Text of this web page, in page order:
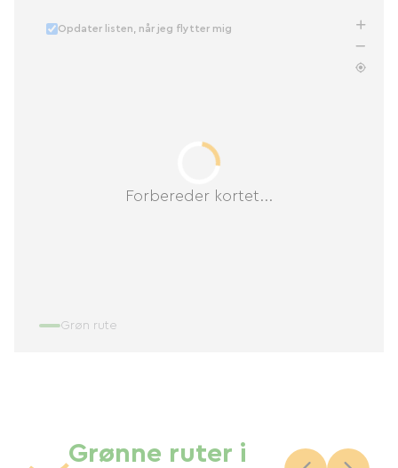
Forbereder kortet...
Opdater listen, når jeg flytter mig
Grøn rute
Grønne ruter i